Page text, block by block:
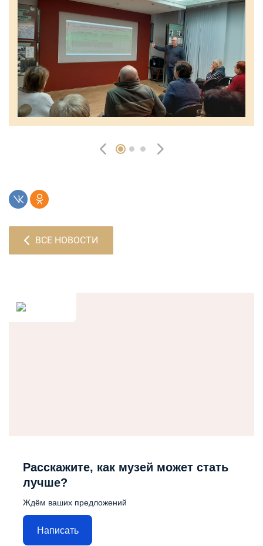
ВСЕ НОВОСТИ
Расскажите, как музей может стать
лучше?
Ждём ваших предложений
Написать